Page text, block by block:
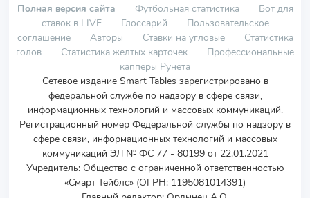
Полная версия сайта Футбольная статистика
Бот для
ставок в LIVE
Глоссарий
Пользовательское
соглашение
Авторы Ставки на угловые
Статистика
голов
Статистика желтых карточек
Профессиональные
капперы Рунета
Сетевое издание Smart Tables зарегистрировано в
федеральной службе по надзору в сфере связи,
информационных технологий и массовых коммуникаций.
Регистрационный номер Федеральной службы по надзору в
сфере связи, информационных технологий и массовых
коммуникаций ЭЛ № ФС 77 - 80199 от 22.01.2021
Учредитель: Общество с ограниченной ответственностью
«Смарт Тейблс» (ОГРН: 1195081014391)